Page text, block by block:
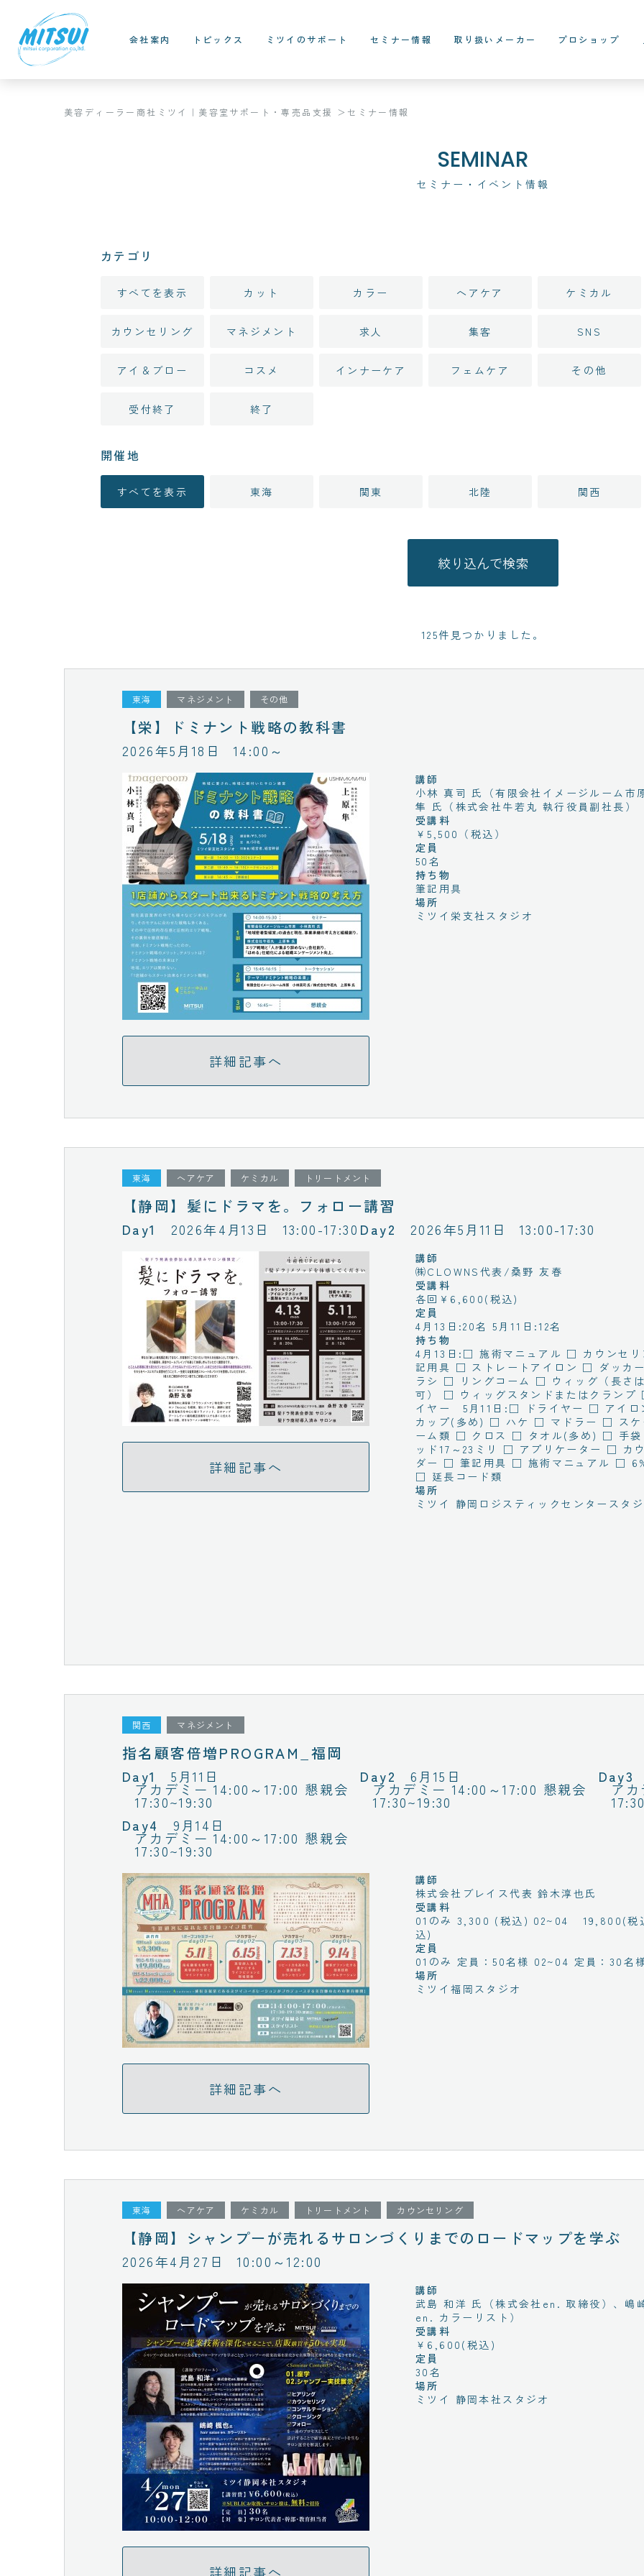
会社案内 トピックス ミツイのサポート セミナー情報 取り扱いメーカー プロショップ
美容ディーラー商社ミツイ｜美容室サポート・専売品支援 セミナー情報
SEMINAR
セミナー・イベント情報
カテゴリ
すべてを表示 カット カラー ヘアケア ケミカル
カウンセリング マネジメント 求人 集客 SNS
アイ＆ブロー コスメ インナーケア フェムケア その他
受付終了 終了
開催地
すべてを表示 東海 関東 北陸 関西
125件見つかりました。
東海 マネジメント その他
【栄】ドミナント戦略の教科書
2026年5月18日 14:00～
詳細記事へ
講師
小林 真司 氏（有限会社イメージルーム市
隼 氏（株式会社牛若丸 執行役員副社長）
受講料
￥5,500（税込）
定員
50名
持ち物
筆記用具
場所
ミツイ栄支社スタジオ
東海 ヘアケア ケミカル トリートメント
【静岡】髪にドラマを。フォロー講習
2026年4月13日 13:00-17:30 2026年5月11日 13:00-17:30
詳細記事へ
講師
㈱CLOWNS代表/桑野 友春
受講料
各回¥6,600(税込)
定員
4月13日:20名 5月11日:12名
持ち物
4月13日:□ 施術マニュアル □ カウンセ
記用具 □ ストレートアイロン □ ダッカ
ラシ □ リングコーム □ ウィッグ（長さ
可） □ ウィッグスタンドまたはクラン
イヤー 5月11日:□ ドライヤー □ アイ
カップ(多め) □ ハケ □ マドラー □ ス
ーム類 □ クロス □ タオル(多め) □ 手
ッド17～23ミリ □ アプリケーター □
ダー □ 筆記用具 □ 施術マニュアル □
□ 延長コード類
場所
ミツイ 静岡ロジスティックセンタースタ
関西 マネジメント
指名顧客倍増PROGRAM_福岡
5月11日
アカデミー 14:00～17:00 懇親会
17:30~19:30
6月15日
アカデミー 14:00～17:00 懇親会
17:30~19:30
ア
9月14日
アカデミー 14:00～17:00 懇親会
17:30~19:30
詳細記事へ
講師
株式会社ブレイス代表 鈴木淳也氏
受講料
01のみ 3,300 (税込) 02~04 19,800(
込)
定員
01のみ 定員：50名様 02~04 定員：30名
場所
ミツイ福岡スタジオ
東海 ヘアケア ケミカル トリートメント カウンセリング
【静岡】シャンプーが売れるサロンづくりまでのロードマップを学ぶ
2026年4月27日 10:00～12:00
詳細記事へ
講師
武島 和洋 氏（株式会社en. 取締役）、
en. カラーリスト）
受講料
￥6,600(税込)
定員
30名
場所
ミツイ 静岡本社スタジオ